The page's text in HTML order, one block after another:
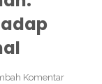
Komentar